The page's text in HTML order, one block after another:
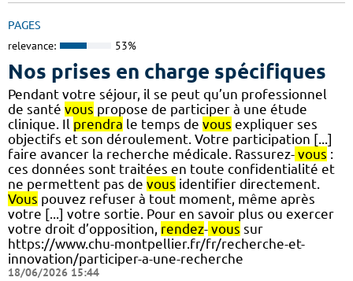
PAGES
relevance: 53%
Nos prises en charge spécifiques
Pendant votre séjour, il se peut qu’un professionnel
de santé vous propose de participer à une étude
clinique. Il prendra le temps de vous expliquer ses
objectifs et son déroulement. Votre participation [...]
faire avancer la recherche médicale. Rassurez- vous :
ces données sont traitées en toute confidentialité et
ne permettent pas de vous identifier directement.
Vous pouvez refuser à tout moment, même après
votre [...] votre sortie. Pour en savoir plus ou exercer
votre droit d’opposition, rendez- vous sur
https://www.chu-montpellier.fr/fr/recherche-et-
innovation/participer-a-une-recherche
18/06/2026 15:44